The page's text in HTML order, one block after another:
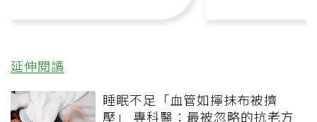
延伸閱讀
睡眠不足「血管如擰抹布被擠
壓」 專科醫：最被忽略的抗老方